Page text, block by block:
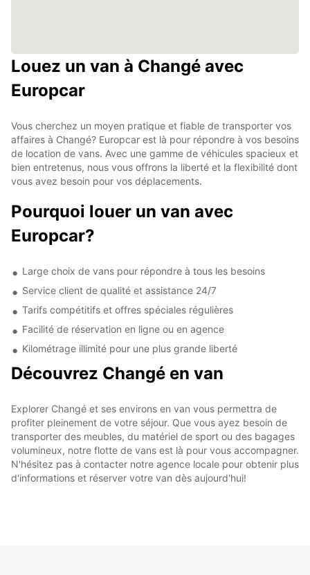
Louez un van à Changé avec
Europcar
Vous cherchez un moyen pratique et fiable de transporter vos
affaires à Changé? Europcar est là pour répondre à vos besoins
de location de vans. Avec une gamme de véhicules spacieux et
bien entretenus, nous vous offrons la liberté et la flexibilité dont
vous avez besoin pour vos déplacements.
Pourquoi louer un van avec
Europcar?
Large choix de vans pour répondre à tous les besoins
Service client de qualité et assistance 24/7
Tarifs compétitifs et offres spéciales régulières
Facilité de réservation en ligne ou en agence
Kilométrage illimité pour une plus grande liberté
Découvrez Changé en van
Explorer Changé et ses environs en van vous permettra de
profiter pleinement de votre séjour. Que vous ayez besoin de
transporter des meubles, du matériel de sport ou des bagages
volumineux, notre flotte de vans est là pour vous accompagner.
N'hésitez pas à contacter notre agence locale pour obtenir plus
d'informations et réserver votre van dès aujourd'hui!